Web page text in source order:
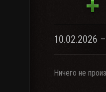
10.02.2026
Ничего не